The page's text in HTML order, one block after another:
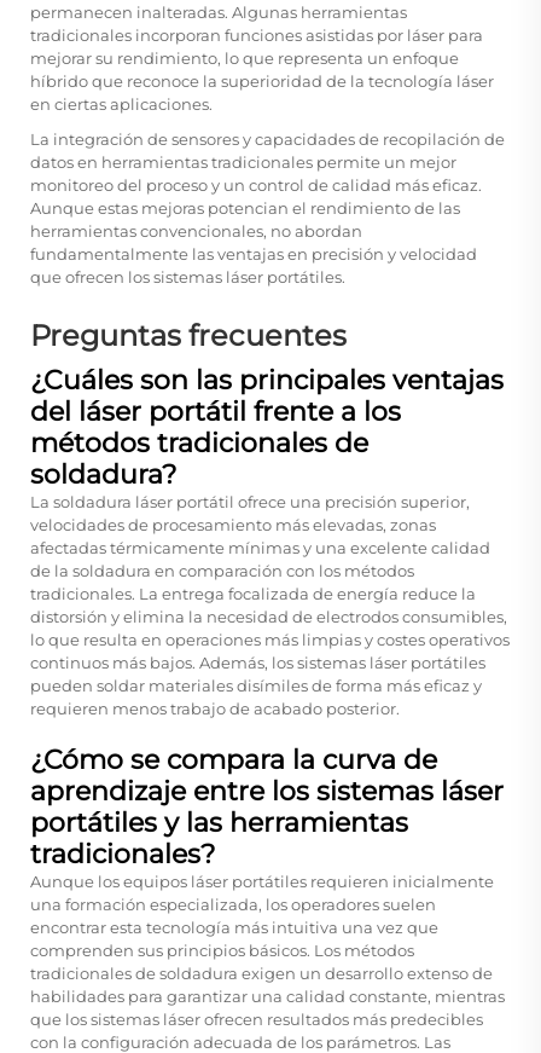
permanecen inalteradas. Algunas herramientas
tradicionales incorporan funciones asistidas por láser para
mejorar su rendimiento, lo que representa un enfoque
híbrido que reconoce la superioridad de la tecnología láser
en ciertas aplicaciones.
La integración de sensores y capacidades de recopilación de
datos en herramientas tradicionales permite un mejor
monitoreo del proceso y un control de calidad más eficaz.
Aunque estas mejoras potencian el rendimiento de las
herramientas convencionales, no abordan
fundamentalmente las ventajas en precisión y velocidad
que ofrecen los sistemas láser portátiles.
Preguntas frecuentes
¿Cuáles son las principales ventajas
del láser portátil frente a los
métodos tradicionales de
soldadura?
La soldadura láser portátil ofrece una precisión superior,
velocidades de procesamiento más elevadas, zonas
afectadas térmicamente mínimas y una excelente calidad
de la soldadura en comparación con los métodos
tradicionales. La entrega focalizada de energía reduce la
distorsión y elimina la necesidad de electrodos consumibles,
lo que resulta en operaciones más limpias y costes operativos
continuos más bajos. Además, los sistemas láser portátiles
pueden soldar materiales disímiles de forma más eficaz y
requieren menos trabajo de acabado posterior.
¿Cómo se compara la curva de
aprendizaje entre los sistemas láser
portátiles y las herramientas
tradicionales?
Aunque los equipos láser portátiles requieren inicialmente
una formación especializada, los operadores suelen
encontrar esta tecnología más intuitiva una vez que
comprenden sus principios básicos. Los métodos
tradicionales de soldadura exigen un desarrollo extenso de
habilidades para garantizar una calidad constante, mientras
que los sistemas láser ofrecen resultados más predecibles
con la configuración adecuada de los parámetros. Las